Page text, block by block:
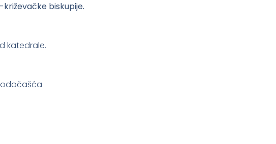
križevačke biskupije.
katedrale.